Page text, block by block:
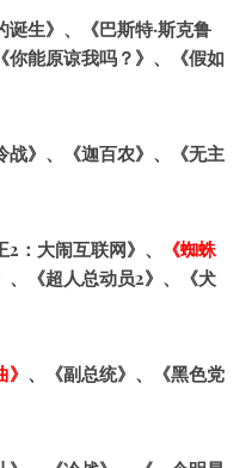
生》、《巴斯特·斯克鲁
你能原谅我吗？》、《假如
战》、《迦百农》、《无主
：大闹互联网》、
《蜘蛛
、《超人总动员2》、《犬
、《副总统》、《黑色党